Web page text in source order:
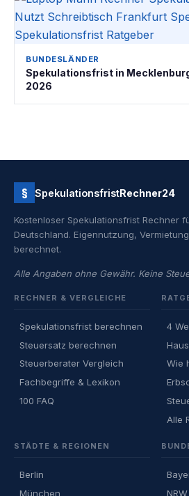
BUNDESLÄNDER
Spekulationsfrist in
2026
§ SpekulationsfristRechner24
Kostenloser Spekulationsfrist Rechner
Deutschland. Eigennutzung,
berechnet.
Alle Angaben ohne Gewähr. Keine
RECHNER & VERGLEICHE
Spekulationsfrist berechnen
Steuersatz berechnen
Steuerberater Vergleich
Fachbegriffe & Lexikon
100 FAQ
4
Wie
Alle
STÄDTE & REGIONEN
Berlin
München
NRW